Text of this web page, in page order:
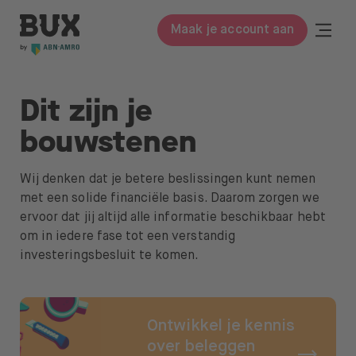
BUX | Doe meer met je geld NL
Maak je account aan
Tarieven
ETF’s
Kennis
Begrippenlijst
Leer beleggen
Over ons
Dit zijn je
bouwstenen
Wij denken dat je betere beslissingen kunt nemen
met een solide financiële basis. Daarom zorgen we
ervoor dat jij altijd alle informatie beschikbaar hebt
om in iedere fase tot een verstandig
investeringsbesluit te komen.
Ontwikkel je kennis
over beleggen
Close